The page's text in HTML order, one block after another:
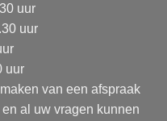
uur
uur
uur
van een afspraak
al uw vragen kunnen